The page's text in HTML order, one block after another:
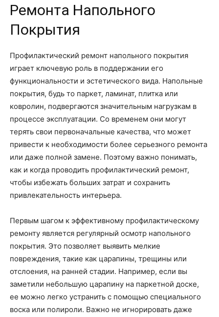
Ремонта Напольного
Покрытия
Профилактический ремонт напольного покрытия
играет ключевую роль в поддержании его
функциональности и эстетического вида. Напольные
покрытия, будь то паркет, ламинат, плитка или
ковролин, подвергаются значительным нагрузкам в
процессе эксплуатации. Со временем они могут
терять свои первоначальные качества, что может
привести к необходимости более серьезного ремонта
или даже полной замене. Поэтому важно понимать,
как и когда проводить профилактический ремонт,
чтобы избежать больших затрат и сохранить
привлекательность интерьера.
Первым шагом к эффективному профилактическому
ремонту является регулярный осмотр напольного
покрытия. Это позволяет выявить мелкие
повреждения, такие как царапины, трещины или
отслоения, на ранней стадии. Например, если вы
заметили небольшую царапину на паркетной доске,
ее можно легко устранить с помощью специального
воска или полироли. Важно не игнорировать даже